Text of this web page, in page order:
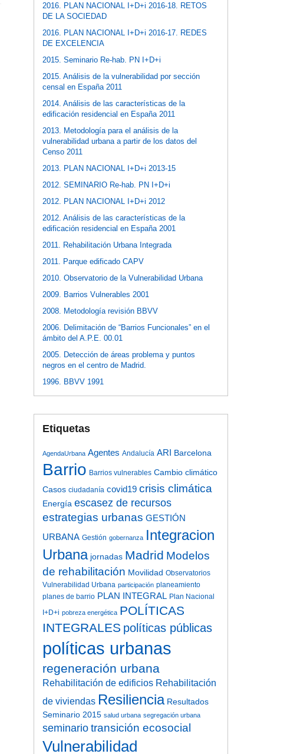
2016. PLAN NACIONAL I+D+i 2016-18. RETOS
DE LA SOCIEDAD
2016. PLAN NACIONAL I+D+i 2016-17. REDES
DE EXCELENCIA
2015. Seminario Re-hab. PN I+D+i
2015. Análisis de la vulnerabilidad por sección
censal en España 2011
2014. Análisis de las características de la
edificación residencial en España 2011
2013. Metodología para el análisis de la
vulnerabilidad urbana a partir de los datos del
Censo 2011
2013. PLAN NACIONAL I+D+i 2013-15
2012. SEMINARIO Re-hab. PN I+D+i
2012. PLAN NACIONAL I+D+i 2012
2012. Análisis de las características de la
edificación residencial en España 2001
2011. Rehabilitación Urbana Integrada
2011. Parque edificado CAPV
2010. Observatorio de la Vulnerabilidad Urbana
2009. Barrios Vulnerables 2001
2008. Metodología revisión BBVV
2006. Delimitación de “Barrios Funcionales” en el
ámbito del A.P.E. 00.01
2005. Detección de áreas problema y puntos
negros en el centro de Madrid.
1996. BBVV 1991
Etiquetas
AgendaUrbana Agentes Andalucía ARI Barcelona
Barrio Barrios vulnerables Cambio climático
Casos ciudadanía covid19 crisis climática
Energía escasez de recursos
estrategias urbanas GESTIÓN
URBANA Gestión gobernanza Integracion
Urbana jornadas Madrid Modelos
de rehabilitación Movilidad Observatorios
Vulnerabilidad Urbana participación planeamiento
planes de barrio PLAN INTEGRAL Plan Nacional
I+D+i pobreza energética POLÍTICAS
INTEGRALES políticas públicas
políticas urbanas
regeneración urbana
Rehabilitación de edificios Rehabilitación
de viviendas Resiliencia Resultados
Seminario 2015 salud urbana segregación urbana
seminario transición ecosocial
Vulnerabilidad